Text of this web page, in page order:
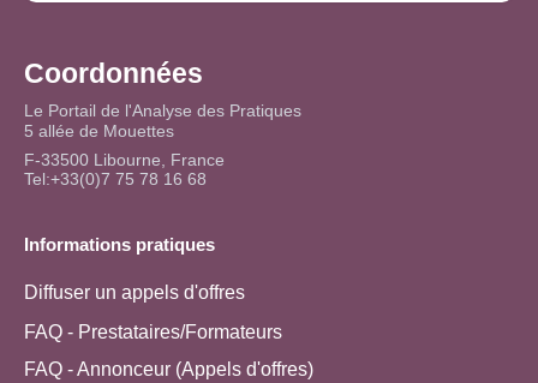
Coordonnées
Le Portail de l'Analyse des Pratiques
5 allée de Mouettes
F-33500 Libourne, France
Tel:+33(0)7 75 78 16 68
Informations pratiques
Diffuser un appels d'offres
FAQ - Prestataires/Formateurs
FAQ - Annonceur (Appels d'offres)